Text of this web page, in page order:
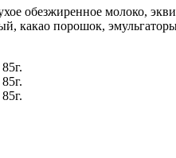
обезжиренное молоко,
какао порошок,